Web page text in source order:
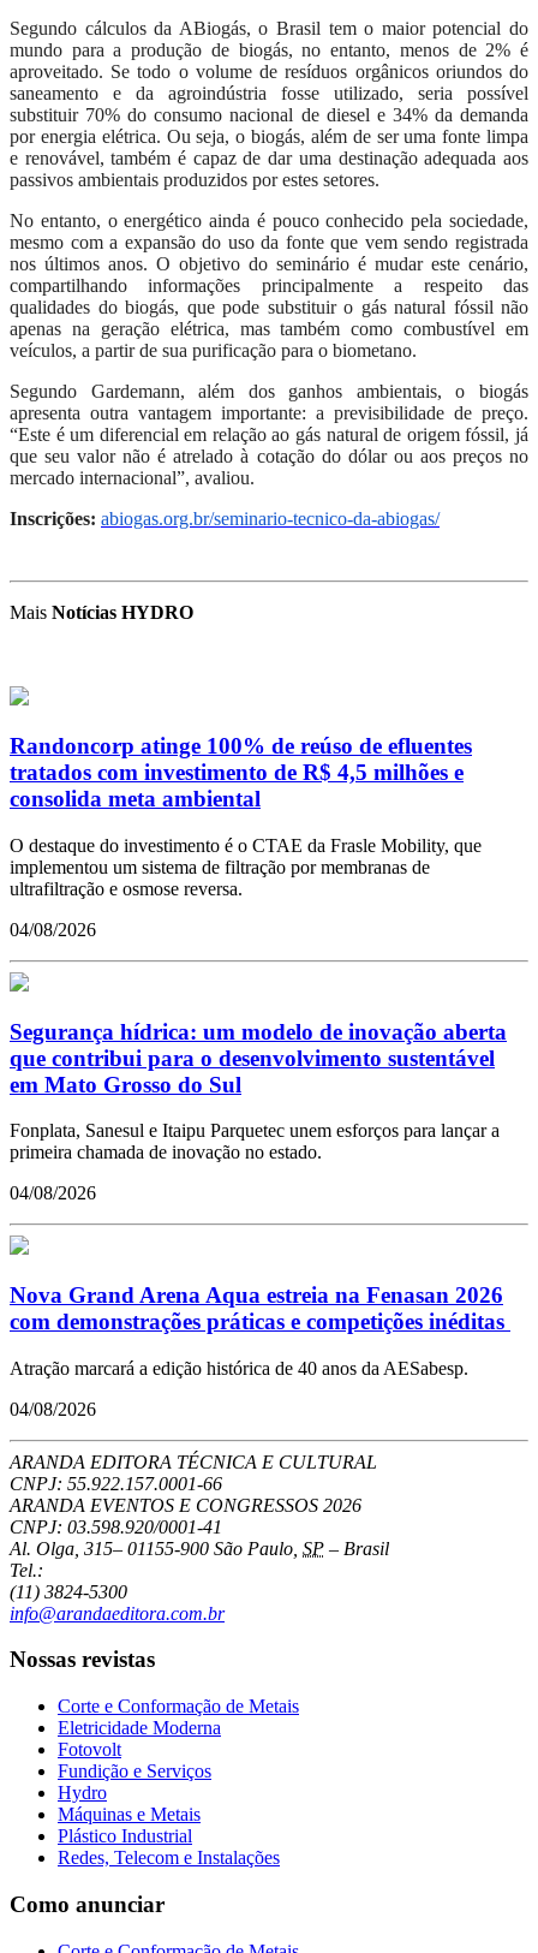
Segundo cálculos da ABiogás, o Brasil tem o maior potencial do
mundo para a produção de biogás, no entanto, menos de 2% é
aproveitado. Se todo o volume de resíduos orgânicos oriundos do
saneamento e da agroindústria fosse utilizado, seria possível
substituir 70% do consumo nacional de diesel e 34% da demanda
por energia elétrica. Ou seja, o biogás, além de ser uma fonte limpa
e renovável, também é capaz de dar uma destinação adequada aos
passivos ambientais produzidos por estes setores.
No entanto, o energético ainda é pouco conhecido pela sociedade,
mesmo com a expansão do uso da fonte que vem sendo registrada
nos últimos anos. O objetivo do seminário é mudar este cenário,
compartilhando informações principalmente a respeito das
qualidades do biogás, que pode substituir o gás natural fóssil não
apenas na geração elétrica, mas também como combustível em
veículos, a partir de sua purificação para o biometano.
Segundo Gardemann, além dos ganhos ambientais, o biogás
apresenta outra vantagem importante: a previsibilidade de preço.
“Este é um diferencial em relação ao gás natural de origem fóssil, já
que seu valor não é atrelado à cotação do dólar ou aos preços no
mercado internacional”, avaliou.
Inscrições: abiogas.org.br/seminario-tecnico-da-abiogas/
Mais Notícias HYDRO
Randoncorp atinge 100% de reúso de efluentes
tratados com investimento de R$ 4,5 milhões e
consolida meta ambiental
O destaque do investimento é o CTAE da Frasle Mobility, que
implementou um sistema de filtração por membranas de
ultrafiltração e osmose reversa.
04/08/2026
Segurança hídrica: um modelo de inovação aberta
que contribui para o desenvolvimento sustentável
em Mato Grosso do Sul
Fonplata, Sanesul e Itaipu Parquetec unem esforços para lançar a
primeira chamada de inovação no estado.
04/08/2026
Nova Grand Arena Aqua estreia na Fenasan 2026
com demonstrações práticas e competições inéditas
Atração marcará a edição histórica de 40 anos da AESabesp.
04/08/2026
ARANDA EDITORA TÉCNICA E CULTURAL
CNPJ: 55.922.157.0001-66
ARANDA EVENTOS E CONGRESSOS 2026
CNPJ: 03.598.920/0001-41
Al. Olga, 315– 01155-900 São Paulo SP – Brasil
Tel.:
(11) 3824-5300
info@arandaeditora.com.br
Nossas revistas
Corte e Conformação de Metais
Eletricidade Moderna
Fotovolt
Fundição e Serviços
Hydro
Máquinas e Metais
Plástico Industrial
Redes, Telecom e Instalações
Como anunciar